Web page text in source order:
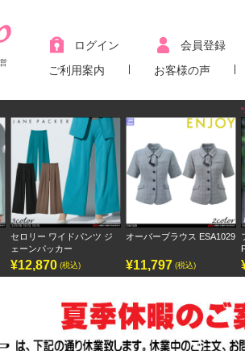
ログイン 会員登録
ご利用案内
お客様の声
オーバーブラウス ESA1029
¥11,797 (税込)
フォーク オーバーブラウス
¥15,730 (税込)